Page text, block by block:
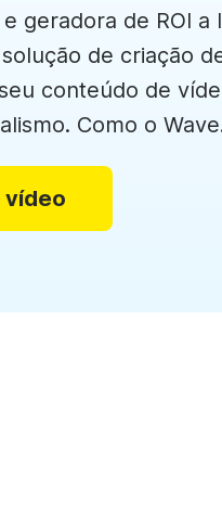
See all →
Criador de
See all →
geradora de ROI
de criação
conteúdo de
Como o
vídeo